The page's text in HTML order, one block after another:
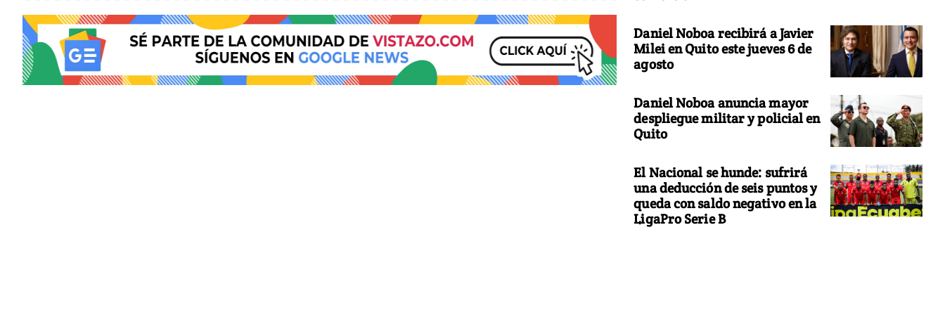
Daniel Noboa recibirá a Javier
Milei en Quito este jueves 6 de
agosto
Daniel Noboa anuncia mayor
despliegue militar y policial en
Quito
El Nacional se hunde: sufrirá
una deducción de seis puntos y
queda con saldo negativo en la
LigaPro Serie B